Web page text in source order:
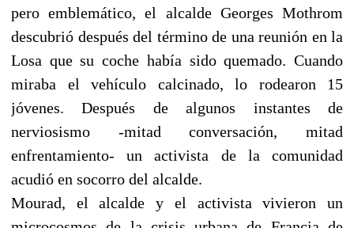
pero emblemático, el alcalde Georges Mothrom
descubrió después del término de una reunión en la
Losa que su coche había sido quemado. Cuando
miraba el vehículo calcinado, lo rodearon 15
jóvenes. Después de algunos instantes de
nerviosismo -mitad conversación, mitad
enfrentamiento- un activista de la comunidad
acudió en socorro del alcalde.
Mourad, el alcalde y el activista vivieron un